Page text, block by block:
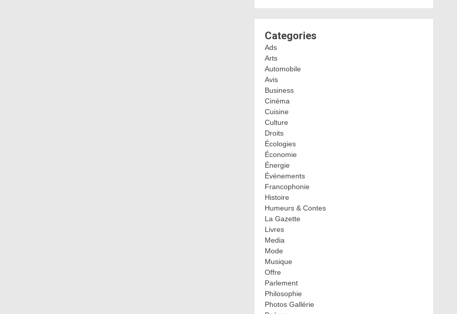
Categories
Ads
Arts
Automobile
Avis
Business
Cinéma
Cuisine
Culture
Droits
Écologies
Économie
Énergie
Événements
Francophonie
Histoire
Humeurs & Contes
La Gazette
Livres
Media
Mode
Musique
Offre
Parlement
Philosophie
Photos Gallérie